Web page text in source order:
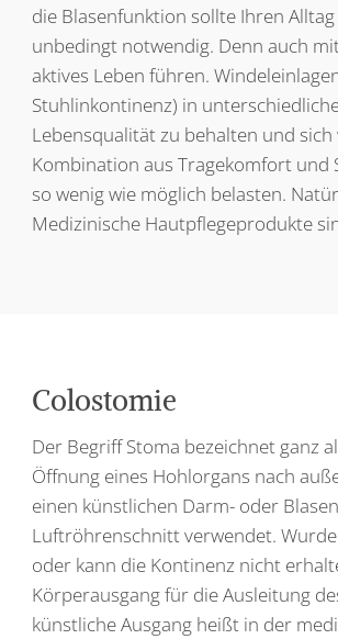
die Blasenfunktion sollte Ihren
unbedingt notwendig. Denn auch
aktives Leben führen.
Stuhlinkontinenz) in
Lebensqualität zu behalten und
Kombination aus Tragekomfort und
so wenig wie möglich belasten.
Medizinische Hautpflegeprodukte
Colostomie
Der Begriff Stoma bezeichnet ganz
Öffnung eines Hohlorgans nach
einen künstlichen Darm- oder
Luftröhrenschnitt verwendet.
oder kann die Kontinenz nicht
Körperausgang für die Ausleitung
künstliche Ausgang heißt in der